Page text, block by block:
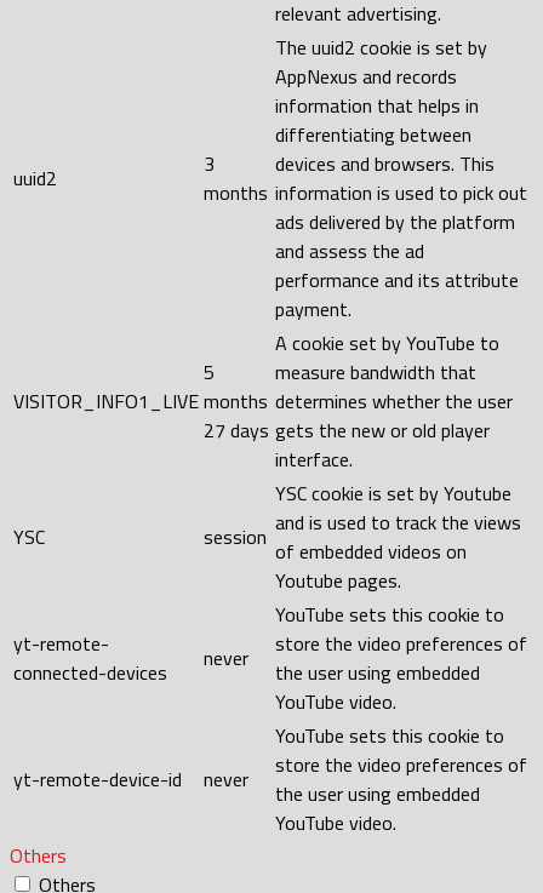
relevant advertising.
uuid2
3
months
The uuid2 cookie is set by
AppNexus and records
information that helps in
differentiating between
devices and browsers. This
information is used to pick out
ads delivered by the platform
and assess the ad
performance and its attribute
payment.
VISITOR_INFO1_LIVE
5
months
27 days
A cookie set by YouTube to
measure bandwidth that
determines whether the user
gets the new or old player
interface.
YSC session
YSC cookie is set by Youtube
and is used to track the views
of embedded videos on
Youtube pages.
yt-remote-
connected-devices
never
YouTube sets this cookie to
store the video preferences of
the user using embedded
YouTube video.
yt-remote-device-id never
YouTube sets this cookie to
store the video preferences of
the user using embedded
YouTube video.
Others
Others